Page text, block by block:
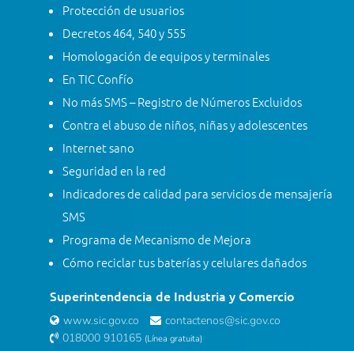
Protección de usuarios
Decretos 464, 540 y 555
Homologación de equipos y terminales
En TIC Confío
No más SMS – Registro de Números Excluidos
Contra el abuso de niños, niñas y adolescentes
Internet sano
Seguridad en la red
Indicadores de calidad para servicios de mensajería
SMS
Programa de Mecanismo de Mejora
Cómo reciclar tus baterías y celulares dañados
Superintendencia de Industria y Comercio
www.sic.gov.co
contactenos@sic.gov.co
018000 910165 (Línea gratuita)